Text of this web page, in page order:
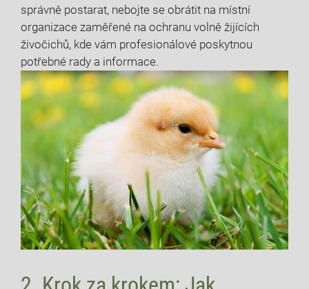
správně postarat, nebojte se obrátit na místní
organizace zaměřené na ochranu volně žijících
živočichů, kde vám profesionálové poskytnou
potřebné rady a informace.